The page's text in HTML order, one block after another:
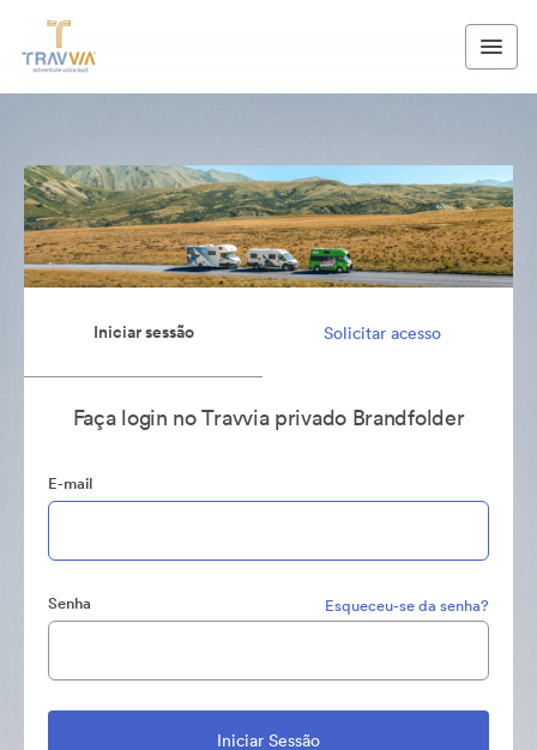
Iniciar sessão Solicitar acesso
Faça login no Travvia privado Brandfolder
E-mail
Senha Esqueceu-se da senha?